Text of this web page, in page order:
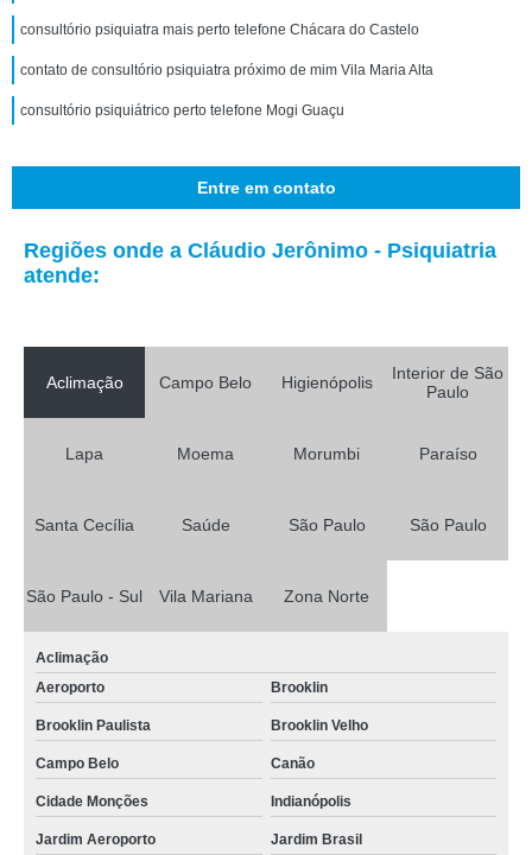
consultório psiquiatra mais perto telefone Chácara do Castelo
contato de consultório psiquiatra próximo de mim Vila Maria Alta
consultório psiquiátrico perto telefone Mogi Guaçu
Entre em contato
Regiões onde a Cláudio Jerônimo - Psiquiatria
atende:
Aclimação Campo Belo Higienópolis
Interior de São
Paulo
Lapa Moema Morumbi Paraíso
Santa Cecília Saúde São Paulo São Paulo
São Paulo - Sul Vila Mariana Zona Norte
Aclimação
Aeroporto
Brooklin
Brooklin Paulista Brooklin Velho
Campo Belo Canão
Cidade Monções Indianópolis
Jardim Aeroporto Jardim Brasil